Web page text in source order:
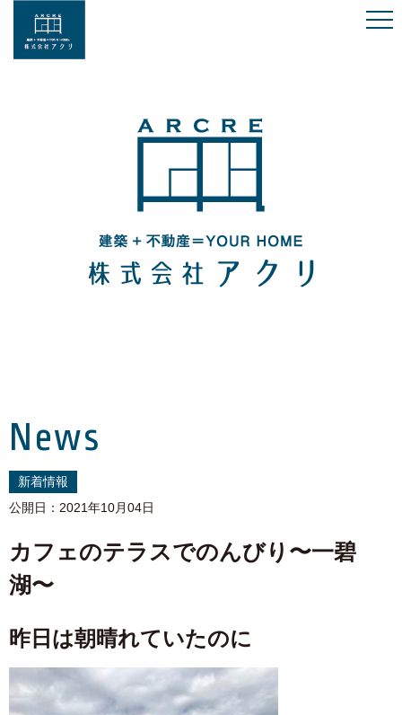
News
新着情報
公開日：2021年10月04日
カフェのテラスでのんびり〜一碧
湖〜
昨日は朝晴れていたのに